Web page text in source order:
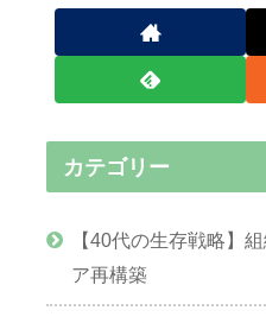
カテゴリー
【40代の生存戦略】
ア再構築